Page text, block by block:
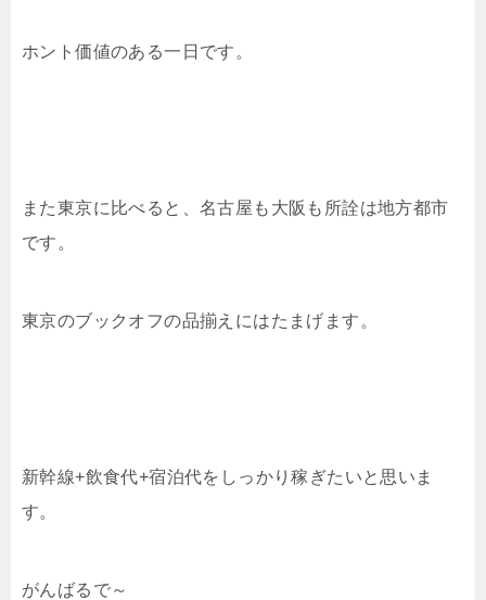
ホント価値のある一日です。
また東京に比べると、名古屋も大阪も所詮は地方都市
です。
東京のブックオフの品揃えにはたまげます。
新幹線+飲食代+宿泊代をしっかり稼ぎたいと思いま
す。
がんばるで～